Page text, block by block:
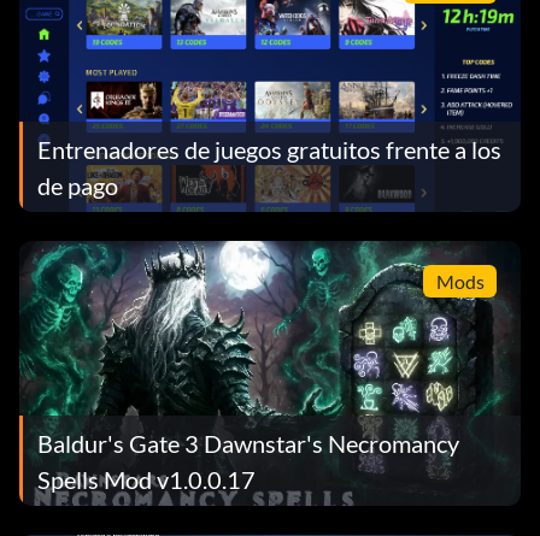
Entrenadores de juegos gratuitos frente a los
de pago
Mods
Baldur's Gate 3 Dawnstar's Necromancy
Spells Mod v1.0.0.17